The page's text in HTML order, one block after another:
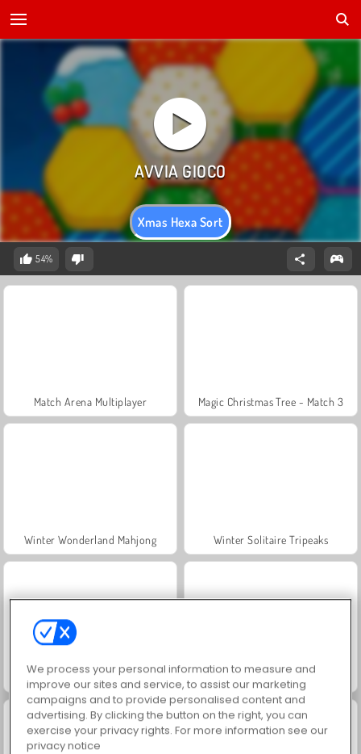
Xmas Hexa Sort
54%
Match Arena Multiplayer Magic Christmas Tree - Match 3
Winter Wonderland Mahjong Winter Solitaire Tripeaks
Penguin Farm - Ice Merge Radical Rappelling
We process your personal information to measure and
improve our sites and service, to assist our marketing
campaigns and to provide personalised content and
advertising. By clicking the button on the right, you can
exercise your privacy rights. For more information see our
privacy notice